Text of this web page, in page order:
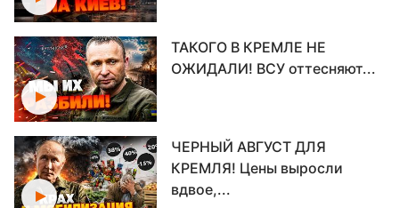
ТАКОГО В КРЕМЛЕ НЕ
ОЖИДАЛИ! ВСУ оттесняют...
ЧЕРНЫЙ АВГУСТ ДЛЯ
КРЕМЛЯ! Цены выросли
вдвое,...